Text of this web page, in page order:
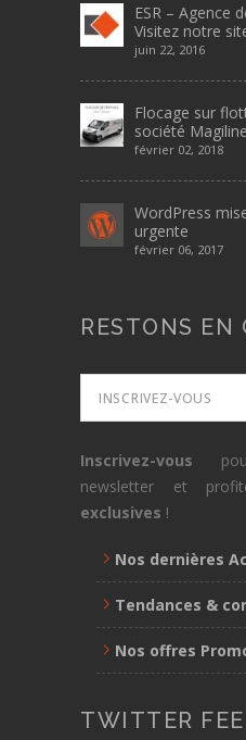
ESR – Agence
Visitez notre
juin 22, 2016
Flocage sur
société Magiline
février 02, 2018
WordPress
urgente
février 06, 2017
RESTONS EN
Inscrivez-vous
newsletter et
exclusives !
Nos dernières
Tendances &
Nos offres
TWITTER